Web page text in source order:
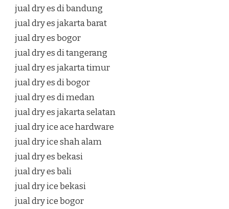
jual dry es di bandung
jual dry es jakarta barat
jual dry es bogor
jual dry es di tangerang
jual dry es jakarta timur
jual dry es di bogor
jual dry es di medan
jual dry es jakarta selatan
jual dry ice ace hardware
jual dry ice shah alam
jual dry es bekasi
jual dry es bali
jual dry ice bekasi
jual dry ice bogor